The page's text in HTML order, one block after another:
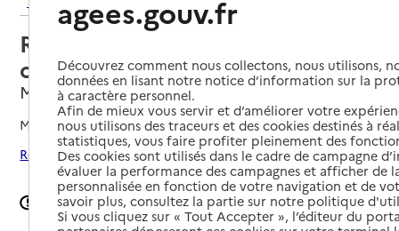
Résidence autonomie Le
colombier
Marguerittes, GARD
Mis à jour le09/03/2026
Rechercher les établissements autour de Marguerittes
Signaler une erreur
agees.gouv.fr
Découvrez comment nous collectons, nous utilisons,
données en lisant notre notice d’information sur la
à caractère personnel.
Afin de mieux vous servir et d’améliorer votre
nous utilisons des traceurs et des cookies destinés à
statistiques, vous faire profiter pleinement des
Des cookies sont utilisés dans le cadre de campagne
évaluer la performance des campagnes et afficher de
personnalisée en fonction de votre navigation et de
savoir plus, consultez la partie sur notre politique
Si vous cliquez sur « Tout Accepter », l’éditeur du